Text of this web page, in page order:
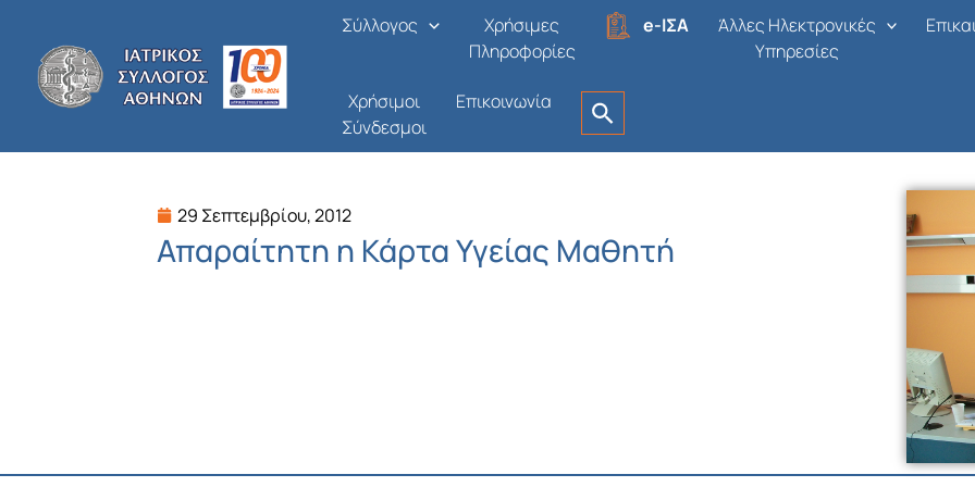
περιεχόμενο
Σύλλογος
Χρήσιμες
Πληροφορίες
e-ΙΣΑ
Άλλες Ηλεκτρονικές
Υπηρεσίες
Χρήσιμοι
Σύνδεσμοι
Επικοινωνία
29 Σεπτεμβρίου, 2012
Απαραίτητη η Κάρτα Υγείας Μαθητή